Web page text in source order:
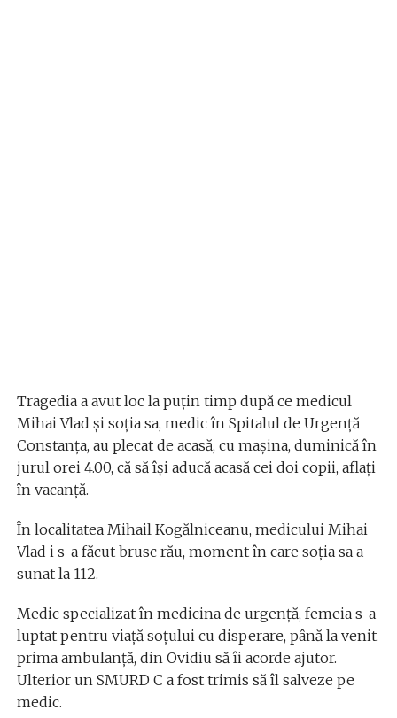
Tragedia a avut loc la puțin timp după ce medicul
Mihai Vlad şi soţia sa, medic în Spitalul de Urgență
Constanța, au plecat de acasă, cu mașina, duminică în
jurul orei 4.00, că să își aducă acasă cei doi copii, aflați
în vacanță.
În localitatea Mihail Kogălniceanu, medicului Mihai
Vlad i s-a făcut brusc rău, moment în care soţia sa a
sunat la 112.
Medic specializat în medicina de urgență, femeia s-a
luptat pentru viață soțului cu disperare, până la venit
prima ambulanță, din Ovidiu să îi acorde ajutor.
Ulterior un SMURD C a fost trimis să îl salveze pe
medic.